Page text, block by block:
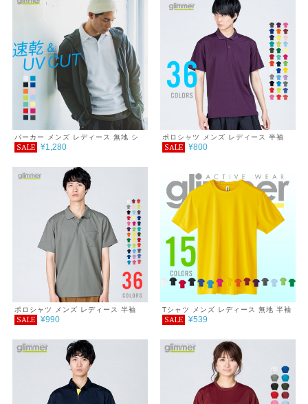
パーカー メンズ レディース 無地 シ
ンプル 薄手 涼しい 吸汗速乾 UVカッ
スポーツ 羽織り カラー 紫外線対策
服 春 夏 秋 ゆったり 体型カバー コン
パクト アウトドア 海 キャンプ スポ
ーツ 運動会 ジム ウォーキング SALE
％OFF glimmer グリマー ドライ ジッ
プパーカー 4.4オンス
SALE ¥1,280
ポロシャツ メンズ レディース 半袖
4.4オンス ドライポロシャツ 3L～5L
SALE ¥800
ポロシャツ メンズ レディース 半袖
ドライポロシャツ(ポケット付) 4.4オ
SALE ¥990
Tシャツ メンズ レディース 無地 半袖
3.5oz インターロックドライTシャツ
SALE ¥539